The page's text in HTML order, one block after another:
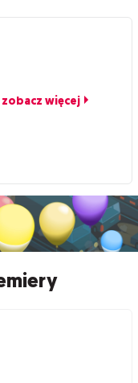
zobacz więcej